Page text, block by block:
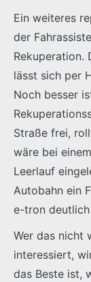
Ein weiteres
der
Rekuperation.
lässt sich per
Noch besser
Straße frei,
wäre bei
Leerlauf
Autobahn ein
e-tron
Wer das nicht
interessiert,
das Beste ist,